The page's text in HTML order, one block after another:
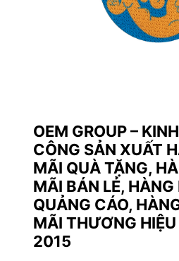
OEM GROUP –
CÔNG SẢN XUẤT
MÃI QUÀ TẶNG,
MÃI BÁN LẺ,
QUẢNG CÁO,
MÃI THƯƠNG
2015